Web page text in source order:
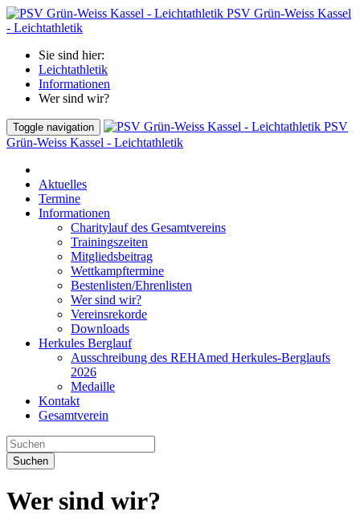
PSV Grün-Weiss Kassel
- Leichtathletik
Sie sind hier:
Leichtathletik
Informationen
Wer sind wir?
Toggle navigation
PSV
Grün-Weiss Kassel - Leichtathletik
Aktuelles
Termine
Informationen
Charitylauf des Gesamtvereins
Trainingszeiten
Mitgliedsbeitrag
Wettkampftermine
Bestenlisten/Ehrenlisten
Wer sind wir?
Vereinsrekorde
Downloads
Herkules Berglauf
Ausschreibung des REHAmed Herkules-Berglaufs
2026
Medaille
Kontakt
Gesamtverein
Suchen
Wer sind wir?